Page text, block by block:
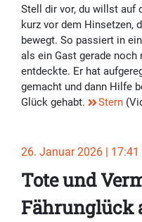
Stell dir vor, du willst auf
kurz vor dem Hinsetzen,
bewegt. So passiert in
als ein Gast gerade
entdeckte. Er hat
gemacht und dann Hilfe
Glück gehabt.
Stern
26. Januar 2026 |
Tote und
Fährunglück